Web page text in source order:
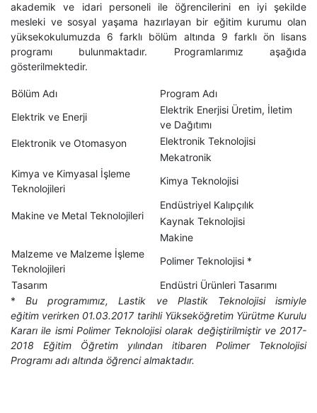
akademik ve idari personeli ile öğrencilerini en iyi şekilde
mesleki ve sosyal yaşama hazırlayan bir eğitim kurumu olan
yüksekokulumuzda 6 farklı bölüm altında 9 farklı ön lisans
programı bulunmaktadır. Programlarımız aşağıda
gösterilmektedir.
Bölüm Adı
Program Adı
Elektrik ve Enerji
Elektrik Enerjisi Üretim, İletim
ve Dağıtımı
Elektronik ve Otomasyon
Elektronik Teknolojisi
Mekatronik
Kimya ve Kimyasal İşleme
Teknolojileri
Kimya Teknolojisi
Makine ve Metal Teknolojileri
Endüstriyel Kalıpçılık
Kaynak Teknolojisi
Makine
Malzeme ve Malzeme İşleme
Teknolojileri
Polimer Teknolojisi *
Tasarım
Endüstri Ürünleri Tasarımı
*Bu programımız, Lastik ve Plastik Teknolojisi ismiyle
eğitim verirken 01.03.2017 tarihli Yükseköğretim Yürütme Kurulu
Kararı ile ismi Polimer Teknolojisi olarak değiştirilmiştir ve 2017-
2018 Eğitim Öğretim yılından itibaren Polimer Teknolojisi
Programı adı altında öğrenci almaktadır.